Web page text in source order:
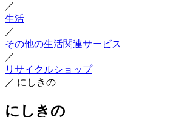
／
生活
／
その他の生活関連サービス
／
リサイクルショップ
／ にしきの
にしきの